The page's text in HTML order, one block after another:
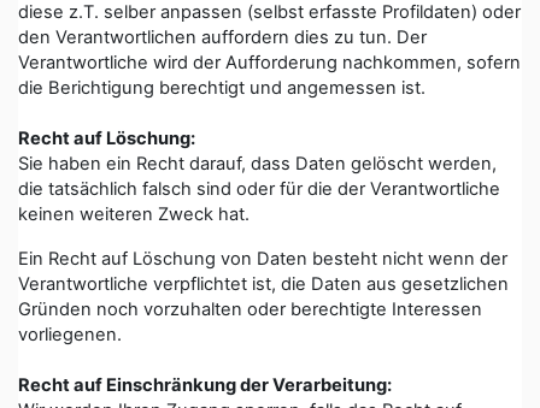
diese z.T. selber anpassen (selbst erfasste Profildaten) oder
den Verantwortlichen auffordern dies zu tun. Der
Verantwortliche wird der Aufforderung nachkommen, sofern
die Berichtigung berechtigt und angemessen ist.
Recht auf Löschung:
Sie haben ein Recht darauf, dass Daten gelöscht werden,
die tatsächlich falsch sind oder für die der Verantwortliche
keinen weiteren Zweck hat.
Ein Recht auf Löschung von Daten besteht nicht wenn der
Verantwortliche verpflichtet ist, die Daten aus gesetzlichen
Gründen noch vorzuhalten oder berechtigte Interessen
vorliegenen.
Recht auf Einschränkung der Verarbeitung: